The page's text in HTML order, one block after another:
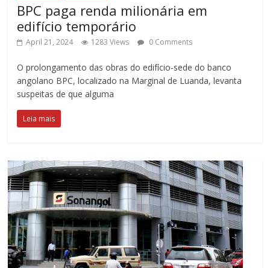
BPC paga renda milionária em
edifício temporário
April 21, 2024 1283 Views 0 Comments
O prolongamento das obras do edifício-sede do banco
angolano BPC, localizado na Marginal de Luanda, levanta
suspeitas de que alguma
Leia mais